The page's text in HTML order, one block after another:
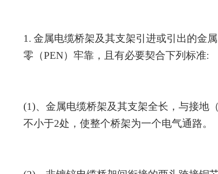
1. 金属电缆桥架及其支架引进或引出的金
零（PEN）牢靠，且有必要契合下列标准:
(1)、金属电缆桥架及其支架全长，与接地
不小于2处，使整个桥架为一个电气通路。